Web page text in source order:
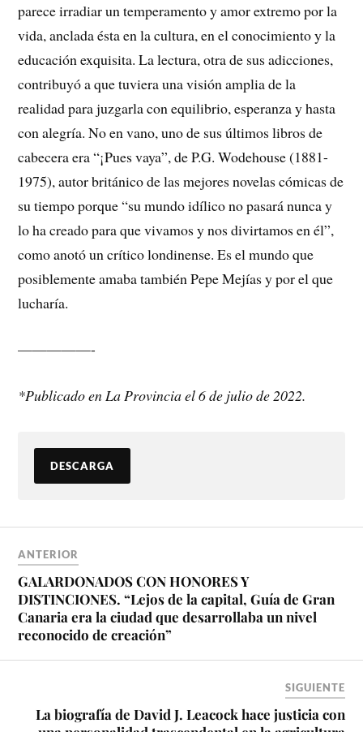
parece irradiar un temperamento y amor extremo por la
vida, anclada ésta en la cultura, en el conocimiento y la
educación exquisita. La lectura, otra de sus adicciones,
contribuyó a que tuviera una visión amplia de la
realidad para juzgarla con equilibrio, esperanza y hasta
con alegría. No en vano, uno de sus últimos libros de
cabecera era “¡Pues vaya”, de P.G. Wodehouse (1881-
1975), autor británico de las mejores novelas cómicas de
su tiempo porque “su mundo idílico no pasará nunca y
lo ha creado para que vivamos y nos divirtamos en él”,
como anotó un crítico londinense. Es el mundo que
posiblemente amaba también Pepe Mejías y por el que
lucharía.
—————-
*Publicado en La Provincia el 6 de julio de 2022.
DESCARGA
ANTERIOR
GALARDONADOS CON HONORES Y
DISTINCIONES. “Lejos de la capital, Guía de Gran
Canaria era la ciudad que desarrollaba un nivel
reconocido de creación”
SIGUIENTE
La biografía de David J. Leacock hace justicia con